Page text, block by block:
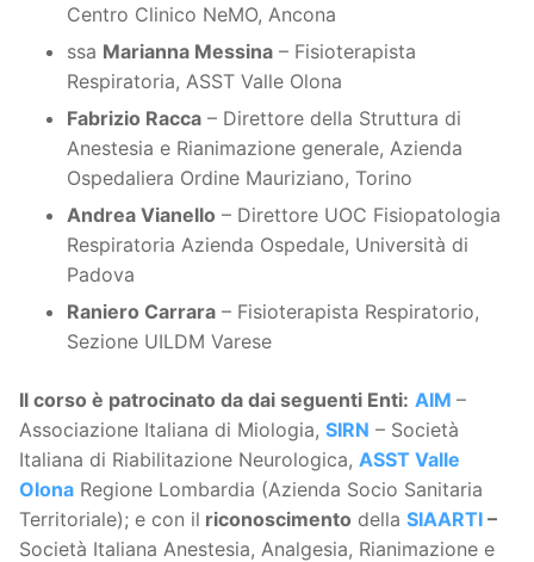
Centro Clinico NeMO, Ancona
ssa Marianna Messina – Fisioterapista
Respiratoria, ASST Valle Olona
Fabrizio Racca – Direttore della Struttura di
Anestesia e Rianimazione generale, Azienda
Ospedaliera Ordine Mauriziano, Torino
Andrea Vianello – Direttore UOC Fisiopatologia
Respiratoria Azienda Ospedale, Università di
Padova
Raniero Carrara – Fisioterapista Respiratorio,
Sezione UILDM Varese
Il corso è patrocinato da dai seguenti Enti: AIM –
Associazione Italiana di Miologia, SIRN – Società
Italiana di Riabilitazione Neurologica, ASST Valle
Olona Regione Lombardia (Azienda Socio Sanitaria
Territoriale); e con il riconoscimento della SIAARTI –
Società Italiana Anestesia, Analgesia, Rianimazione e